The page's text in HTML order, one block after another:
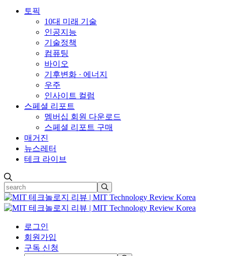
토픽
10대 미래 기술
인공지능
기술정책
컴퓨팅
바이오
기후변화 · 에너지
우주
인사이트 컬럼
스페셜 리포트
멤버십 회원 다운로드
스페셜 리포트 구매
매거진
뉴스레터
테크 라이브
로그인
회원가입
구독 신청